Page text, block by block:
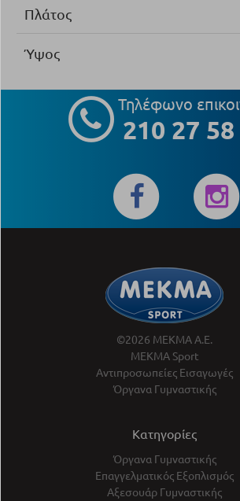
Πλάτος
Ύψος
Τηλέφωνο
210 27
©2026 ΜΕΚΜΑ Α.Ε.
ΜΕΚΜΑ Sport
Αντιπροσωπείες Εισαγωγές
Όργανα Γυμναστικής
Κατηγορίες
Όργανα Γυμναστικής
Επαγγελματικός Εξοπλισμός
Αξεσουάρ Γυμναστικής